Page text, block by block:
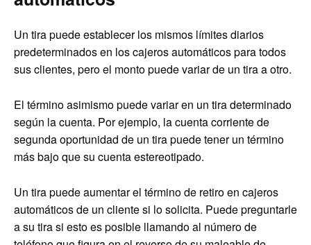
Un tira puede establecer los mismos límites diarios
predeterminados en los cajeros automáticos para todos
sus clientes, pero el monto puede variar de un tira a otro.
El término asimismo puede variar en un tira determinado
según la cuenta. Por ejemplo, la cuenta corriente de
segunda oportunidad de un tira puede tener un término
más bajo que su cuenta estereotipado.
Un tira puede aumentar el término de retiro en cajeros
automáticos de un cliente si lo solicita. Puede preguntarle
a su tira si esto es posible llamando al número de